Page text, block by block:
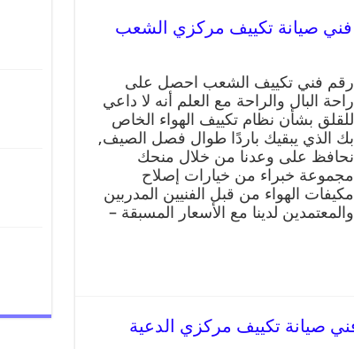
رقم فني تكييف الشعب احصل على
راحة البال والراحة مع العلم أنه لا داعي
للقلق بشأن نظام تكييف الهواء الخاص
بك الذي يبقيك باردًا طوال فصل الصيف,
نحافظ على وعدنا من خلال منحك
مجموعة خبراء من خيارات إصلاح
مكيفات الهواء من قبل الفنيين المدربين
والمعتمدين لدينا مع الأسعار المسبقة –